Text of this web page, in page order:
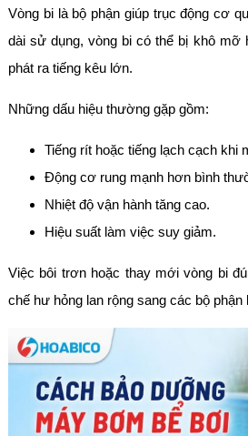
Vòng bi là bộ phận giúp trục động cơ
dài sử dụng, vòng bi có thể bị khô mỡ
phát ra tiếng kêu lớn.
Những dấu hiệu thường gặp gồm:
Tiếng rít hoặc tiếng lạch cạch khi
Động cơ rung mạnh hơn bình
Nhiệt độ vận hành tăng cao.
Hiệu suất làm việc suy giảm.
Việc bôi trơn hoặc thay mới vòng bi
chế hư hỏng lan rộng sang các bộ